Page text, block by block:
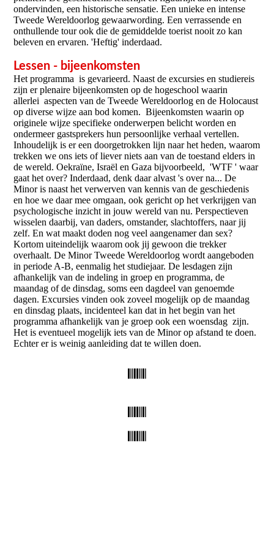
ondervinden, een historische sensatie. Een unieke en intense
Tweede Wereldoorlog gewaarwording. Een verrassende en
onthullende tour ook die de gemiddelde toerist nooit zo kan
beleven en ervaren. 'Heftig' inderdaad.
Lessen - bijeenkomsten
Het programma is gevarieerd. Naast de excursies en studiereis
zijn er plenaire bijeenkomsten op de hogeschool waarin
allerlei aspecten van de Tweede Wereldoorlog en de Holocaust
op diverse wijze aan bod komen. Bijeenkomsten waarin op
originele wijze specifieke onderwerpen belicht worden en
ondermeer gastsprekers hun persoonlijke verhaal vertellen.
Inhoudelijk is er een doorgetrokken lijn naar het heden, waarom
trekken we ons iets of liever niets aan van de toestand elders in
de wereld. Oekraïne, Israël en Gaza bijvoorbeeld, 'WTF ' waar
gaat het over? Inderdaad, denk daar alvast 's over na... De
Minor is naast het verwerven van kennis van de geschiedenis
en hoe we daar mee omgaan, ook gericht op het verkrijgen van
psychologische inzicht in jouw wereld van nu. Perspectieven
wisselen daarbij, van daders, omstander, slachtoffers, naar jij
zelf. En wat maakt doden nog veel aangenamer dan sex?
Kortom uiteindelijk waarom ook jij gewoon die trekker
overhaalt. De Minor Tweede Wereldoorlog wordt aangeboden
in periode A-B, eenmalig het studiejaar. De lesdagen zijn
afhankelijk van de indeling in groep en programma, de
maandag of de dinsdag, soms een dagdeel van genoemde
dagen. Excursies vinden ook zoveel mogelijk op de maandag
en dinsdag plaats, incidenteel kan dat in het begin van het
programma afhankelijk van je groep ook een woensdag zijn.
Het is eventueel mogelijk iets van de Minor op afstand te doen.
Echter er is weinig aanleiding dat te willen doen.